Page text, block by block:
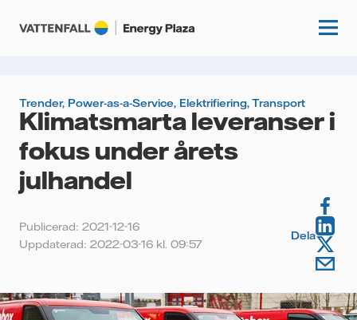
Start
Kunskapshubb
Guider
Krönikor
Event
Om oss
Trender, Power-as-a-Service, Elektrifiering,Transport
Klimatsmarta leveranser i
fokus under årets
julhandel
Publicerad: 2021-12-16
Uppdaterad: 2022-03-16 kl. 09:57
Dela